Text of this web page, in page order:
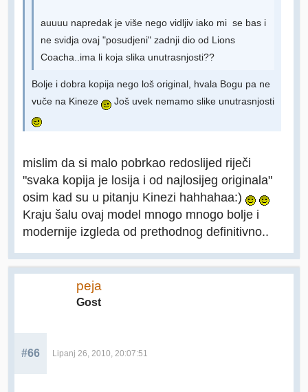
auuuu napredak je više nego vidljiv iako mi se bas i
ne svidja ovaj "posudjeni" zadnji dio od Lions
Coacha..ima li koja slika unutrasnjosti??
Bolje i dobra kopija nego loš original, hvala Bogu pa ne
vuče na Kineze
Još uvek nemamo slike unutrasnjosti
mislim da si malo pobrkao redoslijed riječi
"svaka kopija je losija i od najlosijeg originala"
osim kad su u pitanju Kinezi hahhahaa:)
Kraju šalu ovaj model mnogo mnogo bolje i
modernije izgleda od prethodnog definitivno..
peja
Gost
#66 Lipanj 26, 2010, 20:07:51